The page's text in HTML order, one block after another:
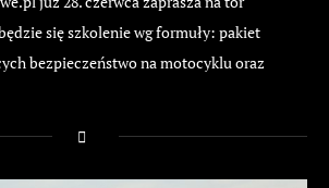
się szkolenie wg formuły: pakiet
bezpieczeństwo na motocyklu oraz